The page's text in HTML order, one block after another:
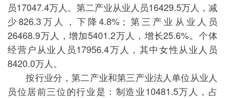
员17047.4万人。第二产业从业人员16429.5万人，减
少826.3万人，下降4.8%；第三产业从业人员
26468.9万人，增加5401.2万人，增长25.6%。个体
经营户从业人员17956.4万人，其中女性从业人员
8420.0万人。
按行业分，第二产业和第三产业法人单位从业人
员位居前三位的行业是：制造业10481.5万人，占